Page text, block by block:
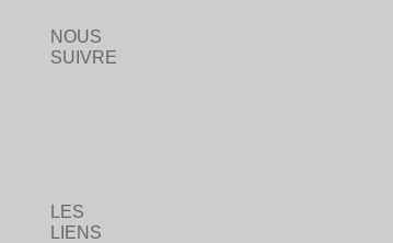
NOUS
SUIVRE
LES
LIENS